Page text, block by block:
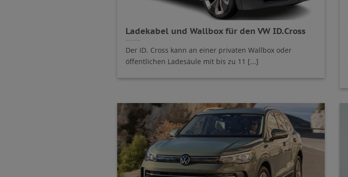
Ladekabel und Wallbox für den VW ID.Cross
Der ID. Cross kann an einer privaten Wallbox oder
öffentlichen Ladesäule mit bis zu 11 [...]